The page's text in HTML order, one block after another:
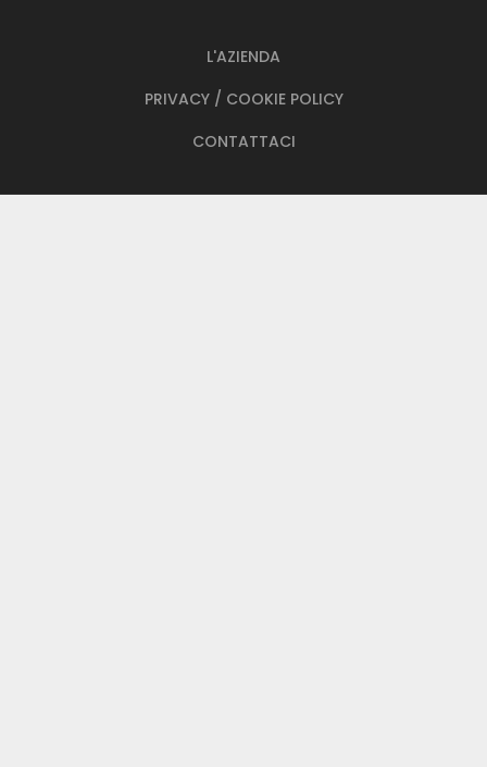
L'AZIENDA
PRIVACY / COOKIE POLICY
CONTATTACI